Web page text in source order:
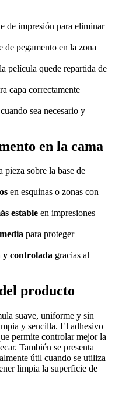
de impresión para eliminar
pegamento en la zona
película quede repartida de
capa correctamente
sea necesario y
en la cama
pieza sobre la base de
en esquinas o zonas con
estable en impresiones
para proteger
y controlada gracias al
producto
suave, uniforme y sin
y sencilla. El adhesivo
permite controlar mejor la
También se presenta
útil cuando se utiliza
limpia la superficie de